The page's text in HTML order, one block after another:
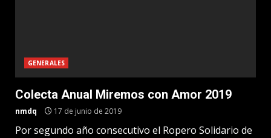
GENERALES
Colecta Anual Miremos con Amor 2019
nmdq 17 de junio de 2019
Por segundo año consecutivo el Ropero Solidario de